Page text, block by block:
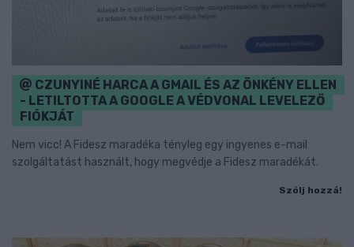
CZUNYINÉ HARCA A GMAIL ÉS AZ ÖNKÉNY ELLEN
- LETILTOTTA A GOOGLE A VÉDVONAL LEVELEZŐ
FIÓKJÁT
Nem vicc! A Fidesz maradéka tényleg egy ingyenes e-mail
szolgáltatást használt, hogy megvédje a Fidesz maradékát.
Szólj hozzá!